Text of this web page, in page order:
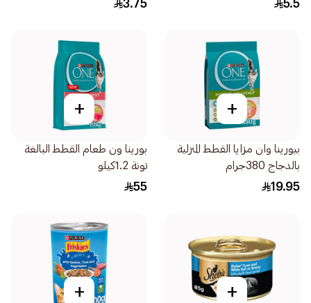
5.5
3.75
+
بيورينا وان مزايا القطط المنزلية
بالدجاج 380جرام
19.95
+
بورينا ون طعام القطط البالغة
تونة 1.2كيلو
55
+
+